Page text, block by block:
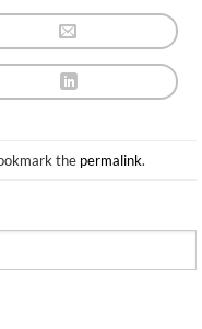
the permalink.